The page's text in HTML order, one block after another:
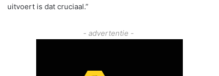
uitvoert is dat cruciaal.”
- advertentie -